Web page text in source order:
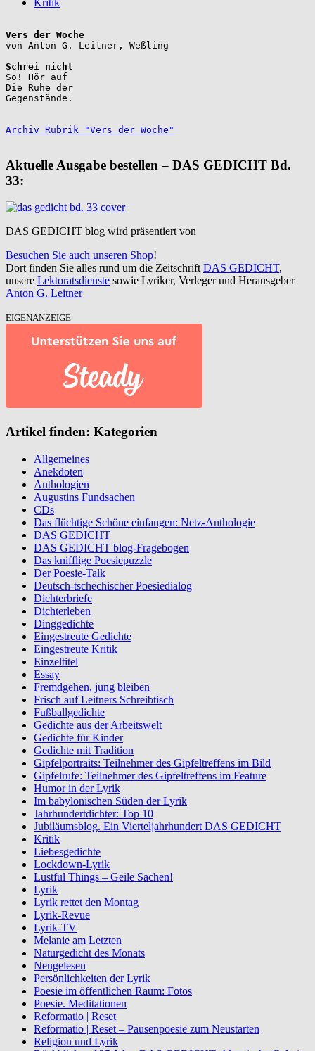
Vers der Woche
Schrei nicht
So! Hör auf
Die Ruhe der
Gegenstände.
Archiv Rubrik "Vers der Woche"
Aktuelle Ausgabe bestellen – DAS GEDICHT Bd.
33:
DAS GEDICHT blog wird präsentiert von
Besuchen Sie auch unseren Shop!
Dort finden Sie alles rund um die Zeitschrift DAS GEDICHT,
unsere Lektoratsdienste sowie Lyriker, Verleger und Herausgeber
Anton G. Leitner
EIGENANZEIGE
Artikel finden: Kategorien
Allgemeines
Anekdoten
Anthologien
Augustins Fundsachen
CDs
Das flüchtige Schöne einfangen: Netz-Anthologie
DAS GEDICHT
DAS GEDICHT blog-Fragebogen
Das knifflige Poesiepuzzle
Der Poesie-Talk
Deutsch-tschechischer Poesiedialog
Dichterbriefe
Dichterleben
Dinggedichte
Eingestreute Gedichte
Eingestreute Kritik
Einzeltitel
Essay
Fremdgehen, jung bleiben
Frisch auf Leitners Schreibtisch
Fußballgedichte
Gedichte aus der Arbeitswelt
Gedichte für Kinder
Gedichte mit Tradition
Gipfelportraits: Teilnehmer des Gipfeltreffens im Bild
Gipfelrufe: Teilnehmer des Gipfeltreffens im Feature
Humor in der Lyrik
Im babylonischen Süden der Lyrik
Jahrhundertdichter: Top 10
Jubiläumsblog. Ein Vierteljahrhundert DAS GEDICHT
Kritik
Liebesgedichte
Lockdown-Lyrik
Lustful Things – Geile Sachen!
Lyrik
Lyrik rettet den Montag
Lyrik-Revue
Lyrik-TV
Melanie am Letzten
Naturgedicht des Monats
Neugelesen
Persönlichkeiten der Lyrik
Poesie im öffentlichen Raum: Fotos
Poesie. Meditationen
Reformatio | Reset
Reformatio | Reset – Pausenpoesie zum Neustarten
Religion und Lyrik